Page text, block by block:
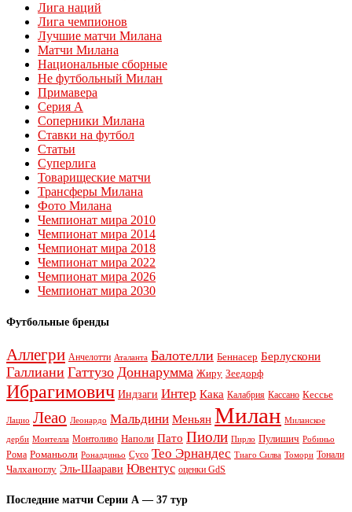
Лига наций
Лига чемпионов
Лучшие матчи Милана
Матчи Милана
Национальные сборные
Не футбольный Милан
Примавера
Серия А
Соперники Милана
Ставки на футбол
Статьи
Суперлига
Товарищеские матчи
Трансферы Милана
Фото Милана
Чемпионат мира 2010
Чемпионат мира 2014
Чемпионат мира 2018
Чемпионат мира 2022
Чемпионат мира 2026
Чемпионат мира 2030
Футбольные бренды
Аллегри Анчелотти Аталанта Балотелли Беннасер Берлускони
Галлиани Гаттузо Доннарумма Жиру Зеедорф
Ибрагимович Индзаги Интер Кака Калабрия Кассано Кессье
Лацио Леао Леонардо Мальдини Меньян Милан Миланское
дерби Монтелла Монтоливо Наполи Пато Пиоли Пирло Пулишич Робиньо
Рома Романьоли Роналдиньо Сусо Тео Эрнандес Тиаго Силва Томори Тонали
Чалханоглу Эль-Шаарави Ювентус оценки GdS
Последние матчи Серии А — 37 тур